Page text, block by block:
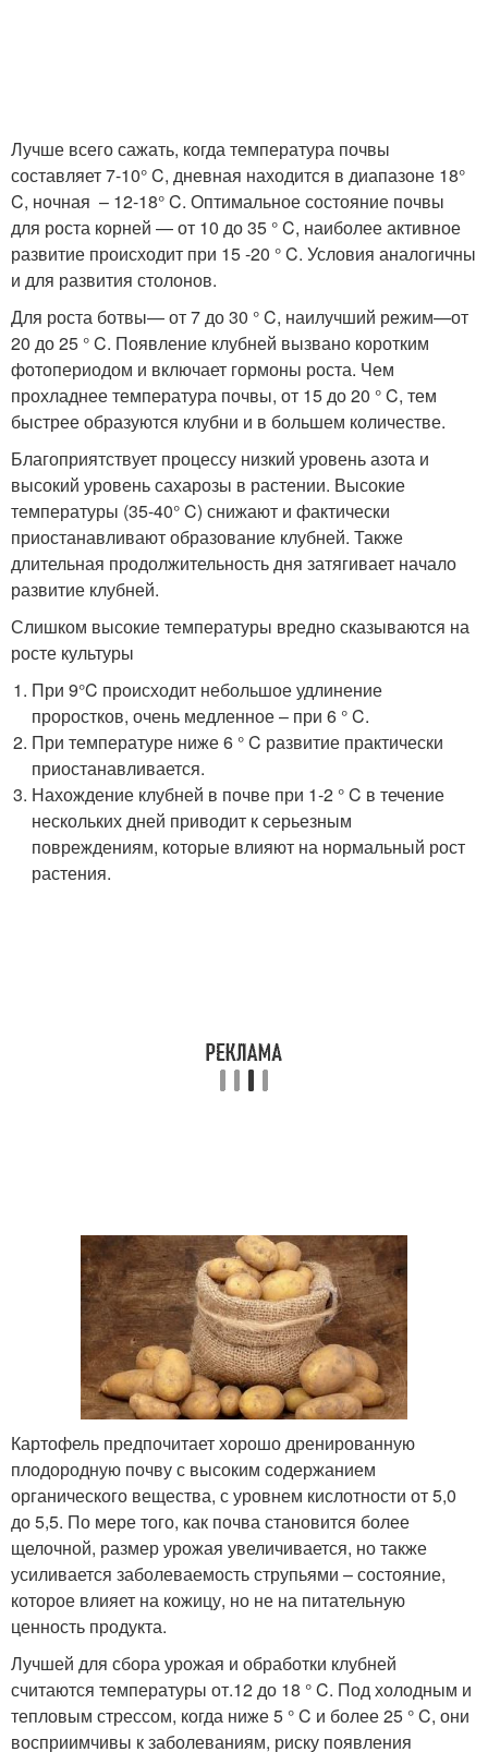
Лучше всего сажать, когда температура почвы
составляет 7-10° C, дневная находится в диапазоне 18°
C, ночная – 12-18° C. Оптимальное состояние почвы
для роста корней — от 10 до 35 ° C, наиболее активное
развитие происходит при 15 -20 ° C. Условия аналогичны
и для развития столонов.
Для роста ботвы— от 7 до 30 ° C, наилучший режим—от
20 до 25 ° C. Появление клубней вызвано коротким
фотопериодом и включает гормоны роста. Чем
прохладнее температура почвы, от 15 до 20 ° C, тем
быстрее образуются клубни и в большем количестве.
Благоприятствует процессу низкий уровень азота и
высокий уровень сахарозы в растении. Высокие
температуры (35-40° C) снижают и фактически
приостанавливают образование клубней. Также
длительная продолжительность дня затягивает начало
развитие клубней.
Слишком высокие температуры вредно сказываются на
росте культуры
При 9°C происходит небольшое удлинение
проростков, очень медленное – при 6 ° C.
При температуре ниже 6 ° C развитие практически
приостанавливается.
Нахождение клубней в почве при 1-2 ° C в течение
нескольких дней приводит к серьезным
повреждениям, которые влияют на нормальный рост
растения.
Картофель предпочитает хорошо дренированную
плодородную почву с высоким содержанием
органического вещества, с уровнем кислотности от 5,0
до 5,5. По мере того, как почва становится более
щелочной, размер урожая увеличивается, но также
усиливается заболеваемость струпьями – состояние,
которое влияет на кожицу, но не на питательную
ценность продукта.
Лучшей для сбора урожая и обработки клубней
считаются температуры от.12 до 18 ° C. Под холодным и
тепловым стрессом, когда ниже 5 ° C и более 25 ° C, они
восприимчивы к заболеваниям, риску появления